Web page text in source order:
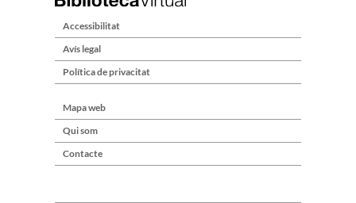
Accessibilitat
Avís legal
Política de privacitat
Mapa web
Qui som
Contacte